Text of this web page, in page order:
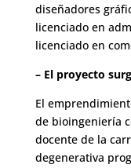
diseñadores
licenciado en
licenciado en
– El proyecto
El
de bioingeniería
docente de la
degenerativa